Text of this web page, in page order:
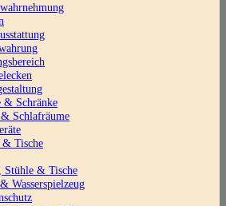
& Schränke
Schlafräume
& Tische
Stühle & Tische
Wasserspielzeug